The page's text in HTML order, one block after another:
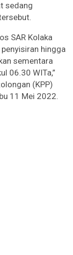
sedang
SAR Kolaka
hingga
sementara
06.30 WITa,”
(KPP)
11 Mei 2022.